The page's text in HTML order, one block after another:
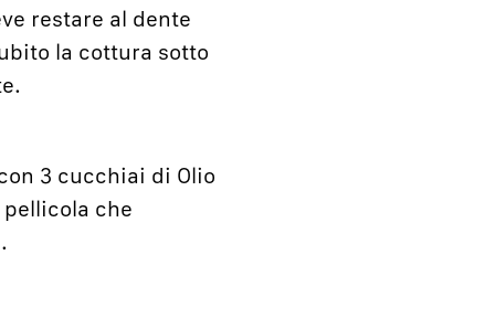
restare al dente
la cottura sotto
3 cucchiai di Olio
pellicola che